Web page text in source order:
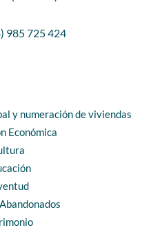
985 725 424
y numeración de viviendas
Económica